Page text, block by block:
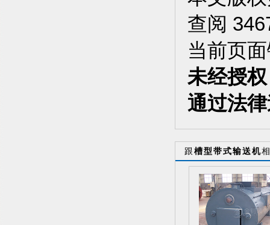
查阅
当前页
未经授
通过法
跟槽型带式输送机